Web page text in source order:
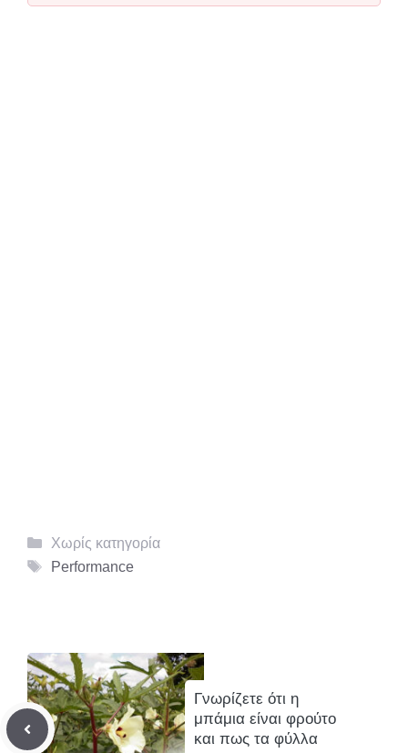
Κατηγορίες
Χωρίς κατηγορία
Ετικέτες
Performance
Γνωρίζετε ότι η
μπάμια είναι φρούτο
και πως τα φύλλα